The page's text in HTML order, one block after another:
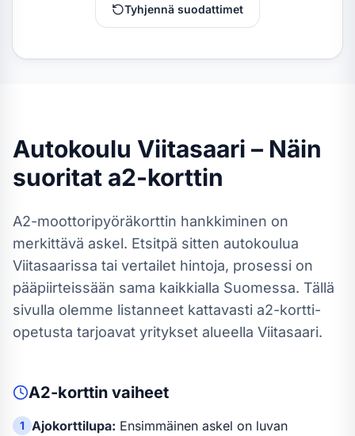
Tyhjennä suodattimet
Autokoulu Viitasaari – Näin
suoritat a2-korttin
A2-moottoripyöräkorttin hankkiminen on
merkittävä askel. Etsitpä sitten autokoulua
Viitasaarissa tai vertailet hintoja, prosessi on
pääpiirteissään sama kaikkialla Suomessa. Tällä
sivulla olemme listanneet kattavasti a2-kortti-
opetusta tarjoavat yritykset alueella Viitasaari.
A2-korttin vaiheet
1 Ajokorttilupa: Ensimmäinen askel on luvan